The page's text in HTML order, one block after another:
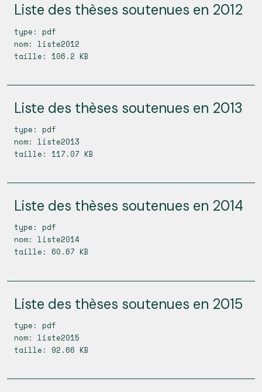
Liste des thèses soutenues en 2012
type: pdf
nom: liste2012
taille: 106.2 KB
Liste des thèses soutenues en 2013
type: pdf
nom: liste2013
taille: 117.07 KB
Liste des thèses soutenues en 2014
type: pdf
nom: liste2014
taille: 60.67 KB
Liste des thèses soutenues en 2015
type: pdf
nom: liste2015
taille: 92.66 KB